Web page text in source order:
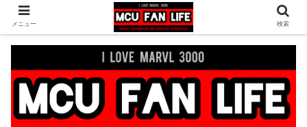
ヒーロー映画やコミック、フィギュアなどマーベル最新情報をお届け！時々
DCもあり！
メニュー 検索